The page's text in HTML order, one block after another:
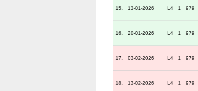
15. 13-01-2026 L4 1 979
16. 20-01-2026 L4 1 979
17. 03-02-2026 L4 1 979
18. 13-02-2026 L4 1 979